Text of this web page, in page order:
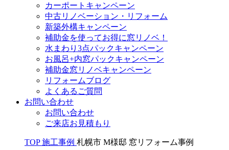
カーポートキャンペーン
中古リノベーション・リフォーム
新築外構キャンペーン
補助金を使ってお得に窓リノベ！
水まわり3点パックキャンペーン
お風呂+内窓パックキャンペーン
補助金窓リノベキャンペーン
リフォームブログ
よくあるご質問
お問い合わせ
お問い合わせ
ご来店お見積もり
TOP 施工事例 札幌市 M様邸 窓リフォーム事例